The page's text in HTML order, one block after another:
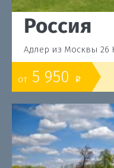
Россия
Адлер из Москвы 26
от 5 950 o